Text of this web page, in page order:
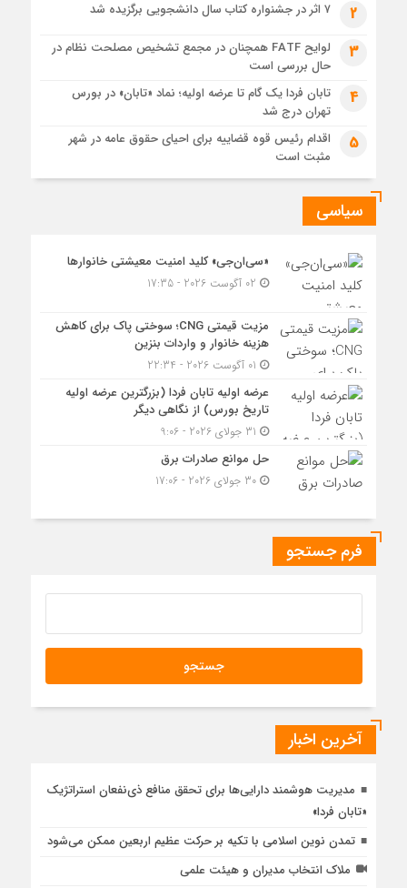
2 ۷ اثر در جشنواره کتاب سال دانشجویی برگزیده شد
3
لوایح FATF همچنان در مجمع تشخیص مصلحت نظام در
حال بررسی است
4
تابان فردا یک گام تا عرضه اولیه؛ نماد «تابان» در بورس
تهران درج شد
5
اقدام رئیس قوه قضاییه برای احیای حقوق عامه در شهر
مثبت است
سیاسی
«سی‌ان‌جی» کلید امنیت معیشتی خانوارها
مزیت قیمتی CNG؛ سوختی پاک برای کاهش
هزینه خانوار و واردات بنزین
عرضه اولیه تابان فردا (بزرگترین عرضه اولیه
تاریخ بورس) از نگاهی دیگر
حل موانع صادرات برق
30 جولای 2026 - 17:06
فرم جستجو
آخرین اخبار
مدیریت هوشمند دارایی‌ها برای تحقق منافع ذی‌نفعان استراتژیک
«تابان فردا»
تمدن نوین اسلامی با تکیه بر حرکت عظیم اربعین ممکن می‌شود
ملاک انتخاب مدیران و هیئت علمی